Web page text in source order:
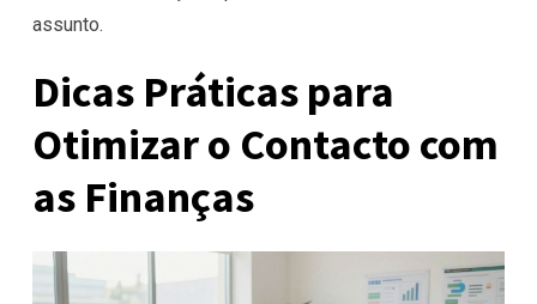
assunto.
Dicas Práticas para
Otimizar o Contacto com
as Finanças